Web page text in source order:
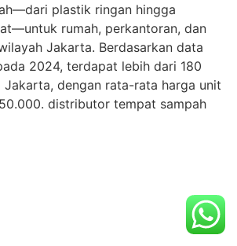
plastik ringan hingga
rumah, perkantoran, dan
Jakarta. Berdasarkan data
2024, terdapat lebih dari 180
dengan rata-rata harga unit
distributor tempat sampah